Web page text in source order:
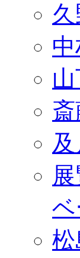
ベ